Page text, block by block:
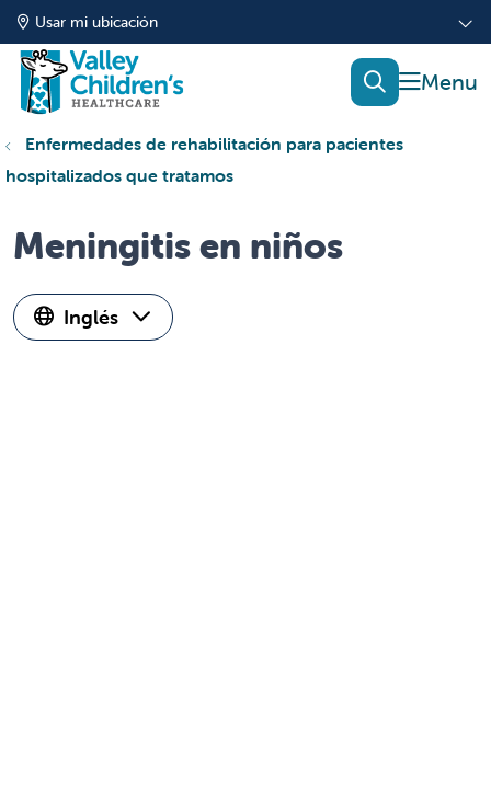
Usar mi ubicación
mostrar
buscar
Enfermedades de rehabilitación para pacientes
hospitalizados que tratamos
Meningitis en niños
Inglés